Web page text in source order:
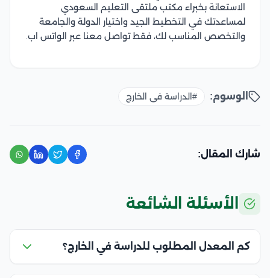
الاستعانة بخبراء مكتب ملتقى التعليم السعودي
لمساعدتك في التخطيط الجيد واختيار الدولة والجامعة
والتخصص المناسب لك، فقط تواصل معنا عبر الواتس اب.
الوسوم: #الدراسة فى الخارج
شارك المقال:
الأسئلة الشائعة
كم المعدل المطلوب للدراسة في الخارج؟